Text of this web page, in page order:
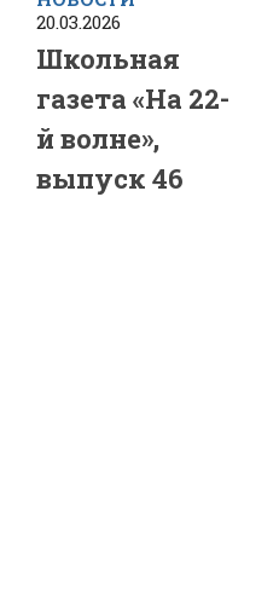
20.03.2026
Школьная
газета «На 22-
й волне»,
выпуск 46